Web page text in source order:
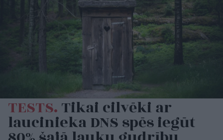
TESTS.Tikai cilvēki ar
laucinieka DNS spēs iegūt